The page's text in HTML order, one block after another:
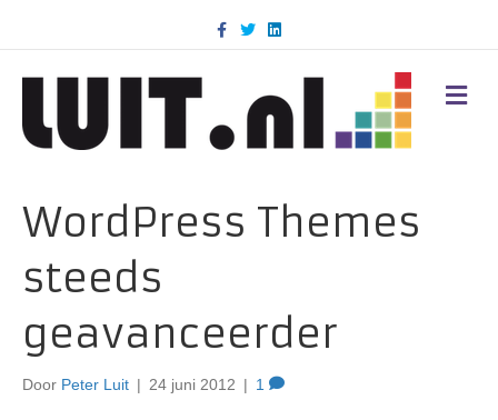
c
k
T
w
i
n
d
M
E
WordPress Themes
steeds
geavanceerder
Door Peter Luit | 24 juni 2012 | 1